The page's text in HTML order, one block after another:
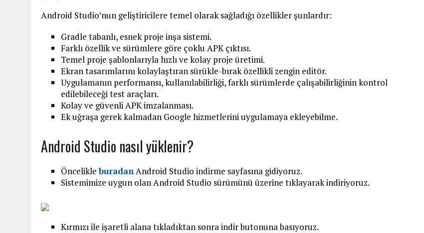
Android Studio’nun geliştiricilere temel olarak sağladığı özellikler şunlardır:
Gradle tabanlı, esnek proje inşa sistemi.
Farklı özellik ve sürümlere göre çoklu APK çıktısı.
Temel proje şablonlarıyla hızlı ve kolay proje üretimi.
Ekran tasarımlarını kolaylaştıran sürükle-bırak özellikli zengin editör.
Uygulamanın performansı, kullanılabilirliği, farklı sürümlerde çalışabilirliğinin kontrol
edilebileceği test araçları.
Kolay ve güvenli APK imzalanması.
Ek uğraşa gerek kalmadan Google hizmetlerini uygulamaya ekleyebilme.
Android Studio nasıl yüklenir?
ÖncelikleburadanAndroid Studio indirme sayfasına gidiyoruz.
Sistemimize uygun olan Android Studio sürümünü üzerine tıklayarak indiriyoruz.
Kırmızı ile işaretli alana tıkladıktan sonra indir butonuna basıyoruz.